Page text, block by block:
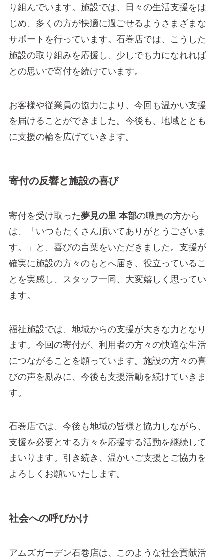
り組んでいます。施設では、日々の生活支援をは
じめ、多くの方が快適に過ごせるようさまざまな
サポートを行っています。石巻店では、こうした
施設の取り組みを応援し、少しでも力になれれば
との思いで寄付を続けています。
お客様や従業員の協力により、今回も温かい支援
を届けることができました。今後も、地域ととも
に支援の輪を広げていきます。
寄付の反響と施設の喜び
寄付を受け取った夢見の里 本部の職員の方から
は、「いつもたくさん頂いてありがとうございま
す。」と、喜びの言葉をいただきました。支援が
確実に施設の方々のもとへ届き、役立っているこ
とを実感し、スタッフ一同、大変嬉しく思ってい
ます。
福祉施設では、地域からの支援が大きな力となり
ます。今回の寄付が、利用者の方々の快適な生活
につながることを願っています。施設の方々の喜
びの声を励みに、今後も支援活動を続けていきま
す。
石巻店では、今後も地域の皆様と協力しながら、
支援を必要とする方々を応援する活動を継続して
まいります。引き続き、温かいご支援とご協力を
よろしくお願いいたします。
社会への呼びかけ
アムズガーデン石巻店は、このような社会貢献活